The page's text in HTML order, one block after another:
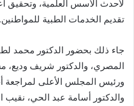
لأحدث الأسس العلمية، وتحقيق
تقديم الخدمات الطبية للمواطنين.
جاء ذلك بحضور الدكتور محمد
المصري، والدكتور شريف وديع،
ورئيس المجلس الأعلى لمراجعة
والدكتور أسامة عبد الحي، نقيب